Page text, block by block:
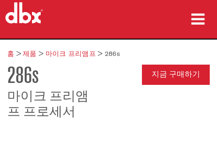
제품
사례 연구
구매처
교육
홈 >제품 > 마이크 프리앰프 > 286s
286s
마이크 프리앰
프 프로세서
지금 구매하기